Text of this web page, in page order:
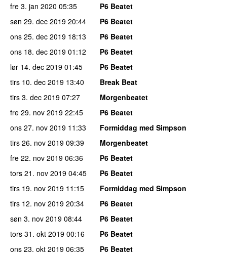
fre 3. jan 2020 05:35
P6 Beatet
søn 29. dec 2019 20:44
P6 Beatet
ons 25. dec 2019 18:13
P6 Beatet
ons 18. dec 2019 01:12
P6 Beatet
lør 14. dec 2019 01:45
P6 Beatet
tirs 10. dec 2019 13:40
Break Beat
tirs 3. dec 2019 07:27
Morgenbeatet
fre 29. nov 2019 22:45
P6 Beatet
ons 27. nov 2019 11:33
Formiddag med Simpson
tirs 26. nov 2019 09:39
Morgenbeatet
fre 22. nov 2019 06:36
P6 Beatet
tors 21. nov 2019 04:45
P6 Beatet
tirs 19. nov 2019 11:15
Formiddag med Simpson
tirs 12. nov 2019 20:34
P6 Beatet
søn 3. nov 2019 08:44
P6 Beatet
tors 31. okt 2019 00:16
P6 Beatet
ons 23. okt 2019 06:35
P6 Beatet